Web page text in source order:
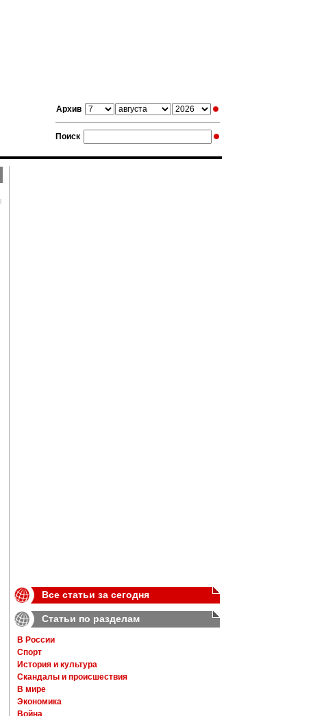
Архив
Поиск
Все статьи за сегодня
Статьи по разделам
В России
Спорт
История и культура
Скандалы и происшествия
В мире
Экономика
Война